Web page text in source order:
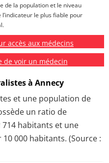
de la population et le niveau
l’indicateur le plus fiable pour
accès aux médecins
de voir un médecin
à Annecy
et une population de
un ratio de
habitants et une
000 habitants. (Source :